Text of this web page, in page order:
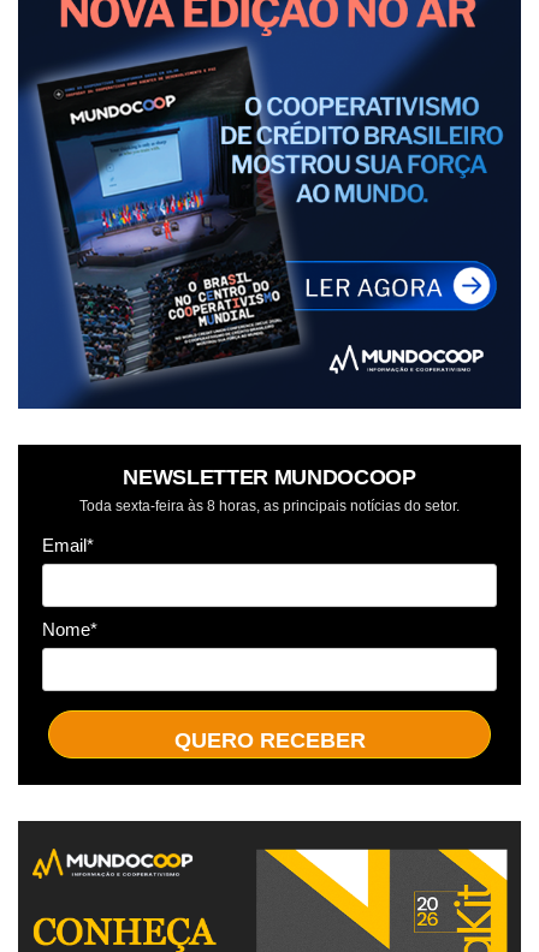
NEWSLETTER MUNDOCOOP
Toda sexta-feira às 8 horas, as principais notícias do setor.
Email*
Nome*
QUERO RECEBER